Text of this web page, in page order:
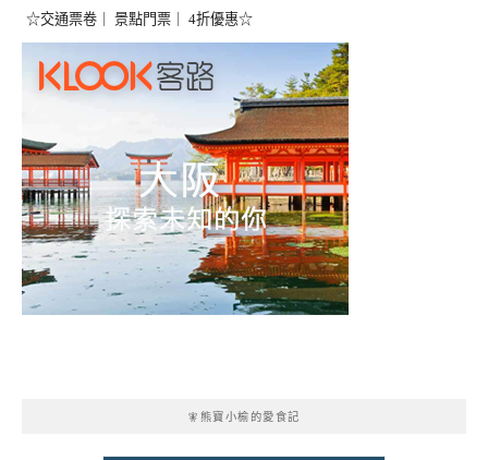
☆交通票卷｜ 景點門票｜ 4折優惠☆
🧚熊寶小榆的愛食記